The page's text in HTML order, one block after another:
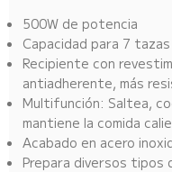
500W de potencia
Capacidad para 7
Recipiente con
antiadherente, más
Multifunción: Saltea,
mantiene la comida
Acabado en acero
Prepara diversos